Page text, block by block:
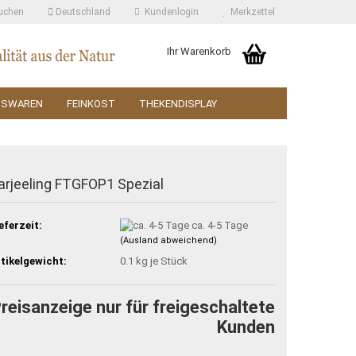
Deutschland Kundenlogin Merkzettel
Ihr Warenkorb
FEINKOST THEKENDISPLAY
FTGFOP1 Spezial
ca. 4-5 Tage
(Ausland abweichend)
0.1 kg je Stück
nur für freigeschaltete
Kunden